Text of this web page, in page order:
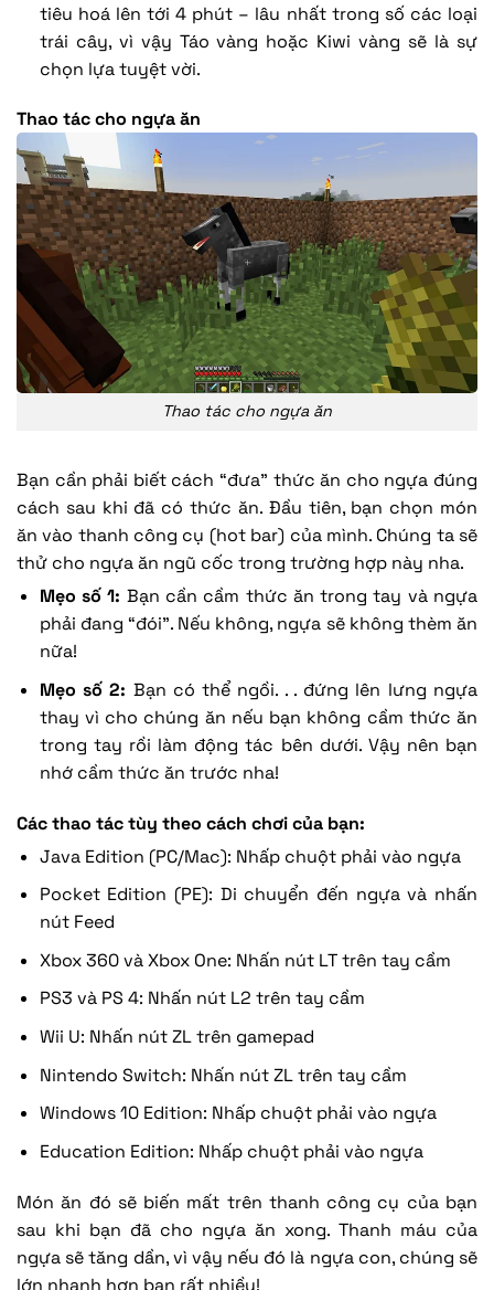
tiêu hoá lên tới 4 phút – lâu nhất trong số các loại
trái cây, vì vậy Táo vàng hoặc Kiwi vàng sẽ là sự
chọn lựa tuyệt vời.
Thao tác cho ngựa ăn
Thao tác cho ngựa ăn
Bạn cần phải biết cách “đưa” thức ăn cho ngựa đúng
cách sau khi đã có thức ăn. Đầu tiên, bạn chọn món
ăn vào thanh công cụ (hot bar) của mình. Chúng ta sẽ
thử cho ngựa ăn ngũ cốc trong trường hợp này nha.
Mẹo số 1: Bạn cần cầm thức ăn trong tay và ngựa
phải đang “đói”. Nếu không, ngựa sẽ không thèm ăn
nữa!
Mẹo số 2: Bạn có thể ngồi. . . đứng lên lưng ngựa
thay vì cho chúng ăn nếu bạn không cầm thức ăn
trong tay rồi làm động tác bên dưới. Vậy nên bạn
nhớ cầm thức ăn trước nha!
Các thao tác tùy theo cách chơi của bạn:
Java Edition (PC/Mac): Nhấp chuột phải vào ngựa
Pocket Edition (PE): Di chuyển đến ngựa và nhấn
nút Feed
Xbox 360 và Xbox One: Nhấn nút LT trên tay cầm
PS3 và PS 4: Nhấn nút L2 trên tay cầm
Wii U: Nhấn nút ZL trên gamepad
Nintendo Switch: Nhấn nút ZL trên tay cầm
Windows 10 Edition: Nhấp chuột phải vào ngựa
Education Edition: Nhấp chuột phải vào ngựa
Món ăn đó sẽ biến mất trên thanh công cụ của bạn
sau khi bạn đã cho ngựa ăn xong. Thanh máu của
ngựa sẽ tăng dần, vì vậy nếu đó là ngựa con, chúng sẽ
lớn nhanh hơn bạn rất nhiều!